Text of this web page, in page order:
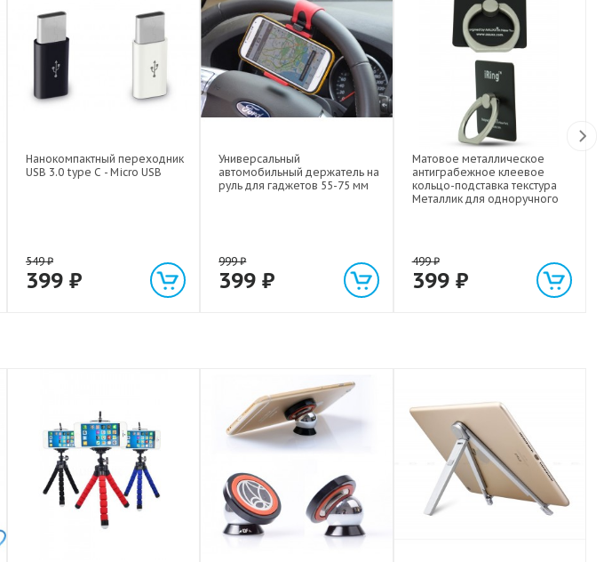
Нанокомпактный переходник
USB 3.0 type C - Micro USB
549₽
399 ₽
Универсальный
автомобильный держатель на
руль для гаджетов 55-75 мм
999₽
399₽
Матовое металлическое
антиграбежное клеевое
кольцо-подставка текстура
Металлик для одноручного
499₽
399 ₽